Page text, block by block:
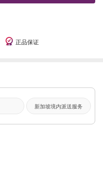
正品保证
新加坡境内派送服务